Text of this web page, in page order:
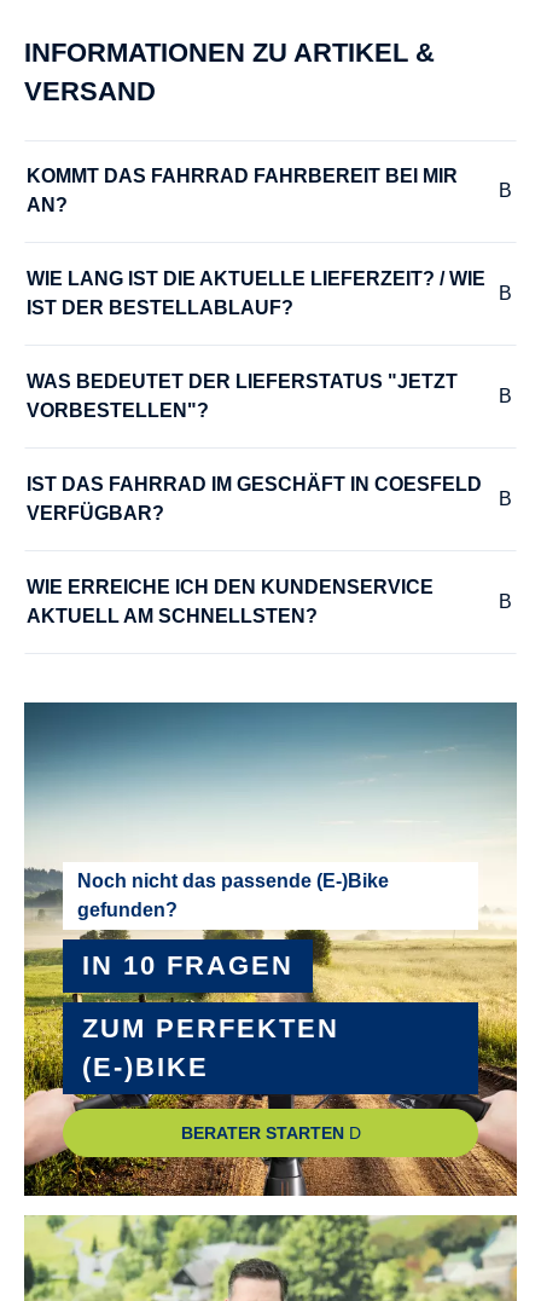
Urban Pedale mit Griptape
6061 Aluminium
45 cm , 50 cm, 55 cm
RÜCKLICHT :
Fuxon R-20, LED mit Standlichtfunktion
RÜCKTRITTBREMSE :
Ja
SATTEL :
SATTELSTÜTZE :
SCHALTHEBEL :
SHIMANO Nexus SL-C3000 Revoshift
SCHALTUNGSTYP :
Nabenschaltung
SCHEINWERFER :
Fuxon DHL-511, LED mit Schalter
SCHUTZBLECHE :
Stahl
INFORMATIONEN ZU ARTIKEL &
VERSAND
KOMMT DAS FAHRRAD FAHRBEREIT BEI MIR
AN?
WIE LANG IST DIE AKTUELLE LIEFERZEIT? / WIE
IST DER BESTELLABLAUF?
WAS BEDEUTET DER LIEFERSTATUS "JETZT
VORBESTELLEN"?
IST DAS FAHRRAD IM GESCHÄFT IN COESFELD
VERFÜGBAR?
WIE ERREICHE ICH DEN KUNDENSERVICE
AKTUELL AM SCHNELLSTEN?
Noch nicht das passende (E-)Bike
gefunden?
IN 10 FRAGEN
ZUM PERFEKTEN
(E-)BIKE
BERATER STARTEN